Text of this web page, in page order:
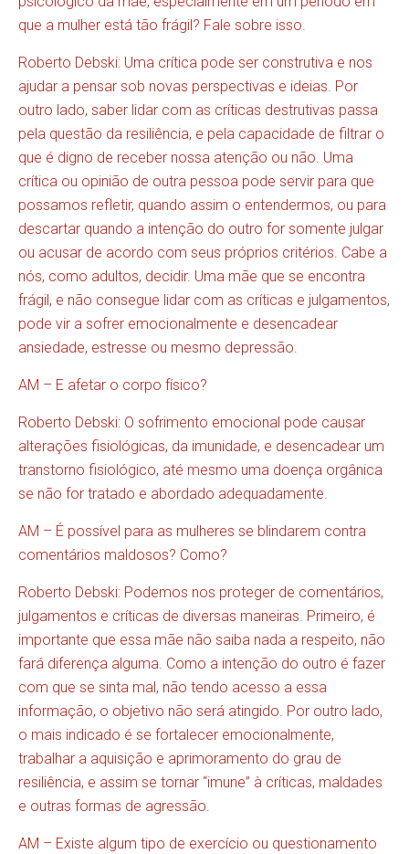
que a mulher está tão frágil? Fale sobre isso.
Roberto Debski: Uma crítica pode ser construtiva e nos
ajudar a pensar sob novas perspectivas e ideias. Por
outro lado, saber lidar com as críticas destrutivas passa
pela questão da resiliência, e pela capacidade de filtrar o
que é digno de receber nossa atenção ou não. Uma
crítica ou opinião de outra pessoa pode servir para que
possamos refletir, quando assim o entendermos, ou para
descartar quando a intenção do outro for somente julgar
ou acusar de acordo com seus próprios critérios. Cabe a
nós, como adultos, decidir. Uma mãe que se encontra
frágil, e não consegue lidar com as críticas e julgamentos,
pode vir a sofrer emocionalmente e desencadear
ansiedade, estresse ou mesmo depressão.
AM – E afetar o corpo físico?
Roberto Debski: O sofrimento emocional pode causar
alterações fisiológicas, da imunidade, e desencadear um
transtorno fisiológico, até mesmo uma doença orgânica
se não for tratado e abordado adequadamente.
AM – É possível para as mulheres se blindarem contra
comentários maldosos? Como?
Roberto Debski: Podemos nos proteger de comentários,
julgamentos e críticas de diversas maneiras. Primeiro, é
importante que essa mãe não saiba nada a respeito, não
fará diferença alguma. Como a intenção do outro é fazer
com que se sinta mal, não tendo acesso a essa
informação, o objetivo não será atingido. Por outro lado,
o mais indicado é se fortalecer emocionalmente,
trabalhar a aquisição e aprimoramento do grau de
resiliência, e assim se tornar “imune” à críticas, maldades
e outras formas de agressão.
AM – Existe algum tipo de exercício ou questionamento